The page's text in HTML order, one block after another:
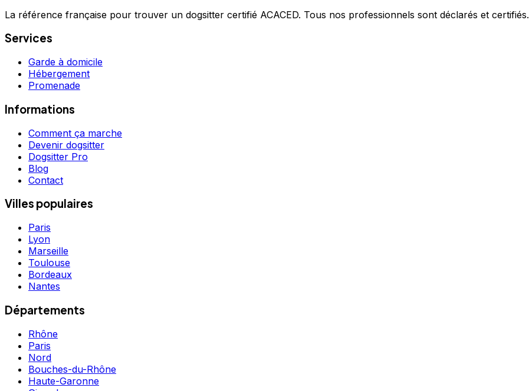
La référence française pour trouver un dogsitter certifié ACACED. Tous nos professionnels sont déclarés et certifiés.
Services
Garde à domicile
Hébergement
Promenade
Informations
Comment ça marche
Devenir dogsitter
Dogsitter Pro
Blog
Contact
Villes populaires
Paris
Lyon
Marseille
Toulouse
Bordeaux
Nantes
Départements
Rhône
Paris
Nord
Bouches-du-Rhône
Haute-Garonne